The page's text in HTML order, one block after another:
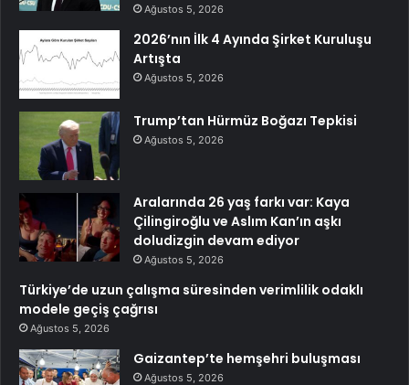
Ağustos 5, 2026
2026’nın İlk 4 Ayında Şirket Kuruluşu
Artışta
Ağustos 5, 2026
Trump’tan Hürmüz Boğazı Tepkisi
Ağustos 5, 2026
Aralarında 26 yaş farkı var: Kaya
Çilingiroğlu ve Aslım Kan’ın aşkı
doludizgin devam ediyor
Ağustos 5, 2026
Türkiye’de uzun çalışma süresinden verimlilik odaklı
modele geçiş çağrısı
Ağustos 5, 2026
Gaizantep’te hemşehri buluşması
Ağustos 5, 2026